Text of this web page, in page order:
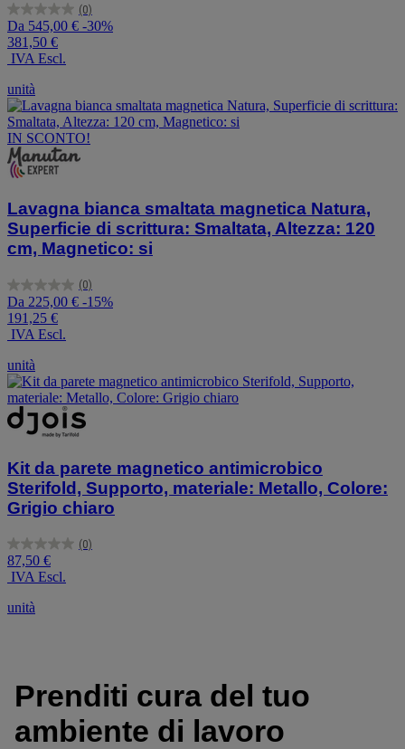
(0)
0.0
su
5
stelle.
Da 545,00 € -30%
381,50 €
IVA Escl.
unità
IN SCONTO!
Lavagna bianca smaltata magnetica Natura,
Superficie di scrittura: Smaltata, Altezza: 120
cm, Magnetico: si
(0)
0.0
su
5
stelle.
Da 225,00 € -15%
191,25 €
IVA Escl.
unità
Kit da parete magnetico antimicrobico
Sterifold, Supporto, materiale: Metallo, Colore:
Grigio chiaro
(0)
0.0
su
5
stelle.
87,50 €
IVA Escl.
unità
Prenditi cura del tuo
ambiente di lavoro